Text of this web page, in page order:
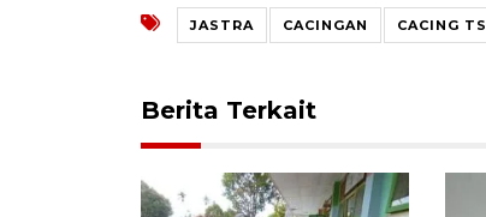
JASTRA CACINGAN CACING TS
Berita Terkait